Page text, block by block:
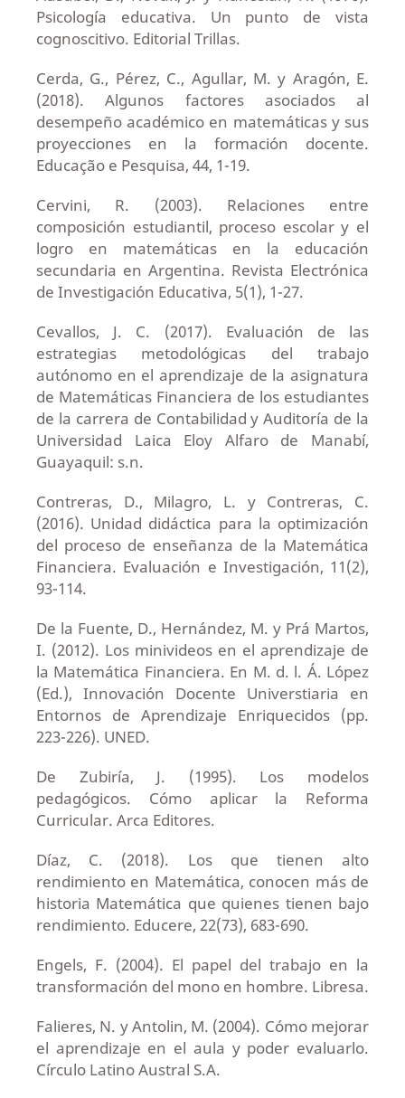
Psicología educativa. Un punto de vista
cognoscitivo. Editorial Trillas.
Cerda, G., Pérez, C., Agullar, M. y Aragón, E.
(2018). Algunos factores asociados al
desempeño académico en matemáticas y sus
proyecciones en la formación docente.
Educação e Pesquisa, 44, 1-19.
Cervini, R. (2003). Relaciones entre
composición estudiantil, proceso escolar y el
logro en matemáticas en la educación
secundaria en Argentina. Revista Electrónica
de Investigación Educativa, 5(1), 1-27.
Cevallos, J. C. (2017). Evaluación de las
estrategias metodológicas del trabajo
autónomo en el aprendizaje de la asignatura
de Matemáticas Financiera de los estudiantes
de la carrera de Contabilidad y Auditoría de la
Universidad Laica Eloy Alfaro de Manabí,
Guayaquil: s.n.
Contreras, D., Milagro, L. y Contreras, C.
(2016). Unidad didáctica para la optimización
del proceso de enseñanza de la Matemática
Financiera. Evaluación e Investigación, 11(2),
93-114.
De la Fuente, D., Hernández, M. y Prá Martos,
I. (2012). Los minivideos en el aprendizaje de
la Matemática Financiera. En M. d. l. Á. López
(Ed.), Innovación Docente Universtiaria en
Entornos de Aprendizaje Enriquecidos (pp.
223-226). UNED.
De Zubiría, J. (1995). Los modelos
pedagógicos. Cómo aplicar la Reforma
Curricular. Arca Editores.
Díaz, C. (2018). Los que tienen alto
rendimiento en Matemática, conocen más de
historia Matemática que quienes tienen bajo
rendimiento. Educere, 22(73), 683-690.
Engels, F. (2004). El papel del trabajo en la
transformación del mono en hombre. Libresa.
Falieres, N. y Antolin, M. (2004). Cómo mejorar
el aprendizaje en el aula y poder evaluarlo.
Círculo Latino Austral S.A.